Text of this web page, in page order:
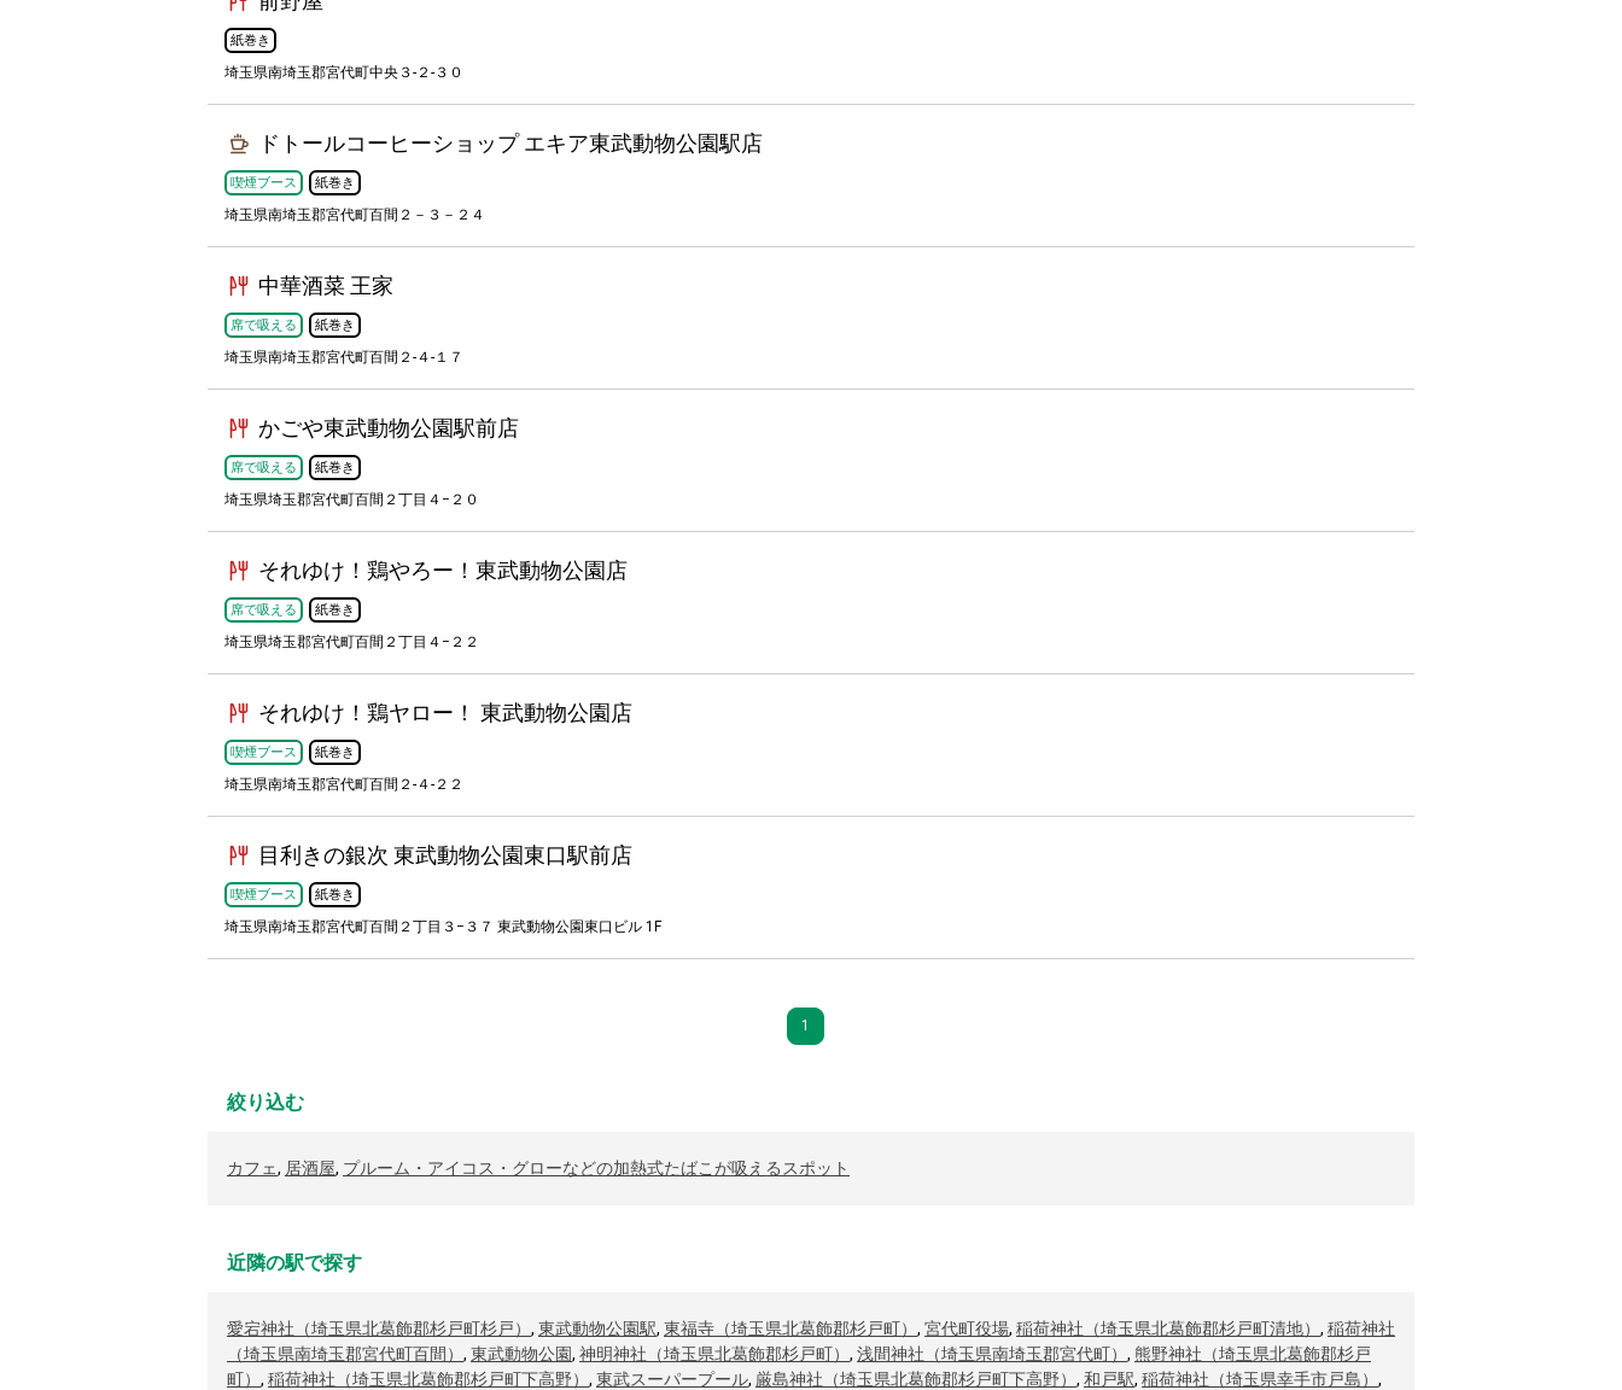
紙巻き
埼玉県南埼玉郡宮代町中央３-２-３０
ドトールコーヒーショップ エキア東武動物公園駅店
喫煙ブース 紙巻き
埼玉県南埼玉郡宮代町百間２－３－２４
中華酒菜 王家
席で吸える 紙巻き
埼玉県南埼玉郡宮代町百間２-４-１７
かごや東武動物公園駅前店
席で吸える 紙巻き
埼玉県埼玉郡宮代町百間２丁目４−２０
それゆけ！鶏やろー！東武動物公園店
席で吸える 紙巻き
埼玉県埼玉郡宮代町百間２丁目４−２２
それゆけ！鶏ヤロー！ 東武動物公園店
喫煙ブース 紙巻き
埼玉県南埼玉郡宮代町百間２-４-２２
目利きの銀次 東武動物公園東口駅前店
喫煙ブース 紙巻き
埼玉県南埼玉郡宮代町百間２丁目３−３７ 東武動物公園東口ビル 1F
1
絞り込む
カフェ, 居酒屋, プルーム・アイコス・グローなどの加熱式たばこが吸えるスポット
近隣の駅で探す
愛宕神社（埼玉県北葛飾郡杉戸町杉戸） , 東武動物公園駅, 東福寺（埼玉県北葛飾郡杉戸町） , 宮代町役場, 稲荷神社（埼玉県北葛飾郡杉戸町清地） , 稲荷神社
（埼玉県南埼玉郡宮代町百間） , 東武動物公園, 神明神社（埼玉県北葛飾郡杉戸町） , 浅間神社（埼玉県南埼玉郡宮代町） , 熊野神社（埼玉県北葛飾郡杉戸
町） , 稲荷神社（埼玉県北葛飾郡杉戸町下高野） , 東武スーパープール, 厳島神社（埼玉県北葛飾郡杉戸町下高野） , 和戸駅, 稲荷神社（埼玉県幸手市戸島） ,